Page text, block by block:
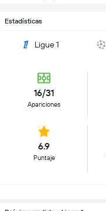
Estadísticas
Ligue 1
16/31
Apariciones
6.9
Puntaje